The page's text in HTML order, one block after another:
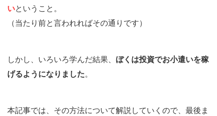
いということ。
（当たり前と言われればその通りです）
しかし、いろいろ学んだ結果、 ぼくは投資でお小遣いを稼
げるようになりました。
本記事では、その方法について解説していくので、最後ま